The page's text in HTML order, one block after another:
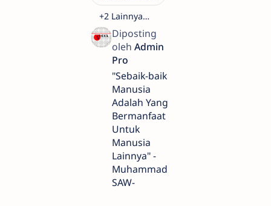
"Sebaik-baik
Manusia
Adalah Yang
Bermanfaat
Untuk
Manusia
Lainnya" -
Muhammad
SAW-